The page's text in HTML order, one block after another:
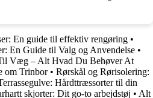
En guide til effektiv rengøring •
En Guide til Valg og Anvendelse •
Væg – Alt Hvad Du Behøver At
om Trinbor• Rørskål og Rørisolering:
Hårdttræssorter til din
skjorter: Dit go-to arbejdstøj • Alt